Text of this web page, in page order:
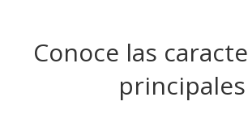
Conoce las
principales